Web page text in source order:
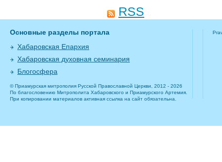
RSS
Основные разделы портала
Хабаровская Епархия
Хабаровская духовная семинария
Блогосфера
© Приамурская митрополия Русской Православной Церкви, 2012 - 2026
По благословению Митрополита Хабаровского и Приамурского Артемия.
При копировании материалов активная ссылка на сайт обязательна.